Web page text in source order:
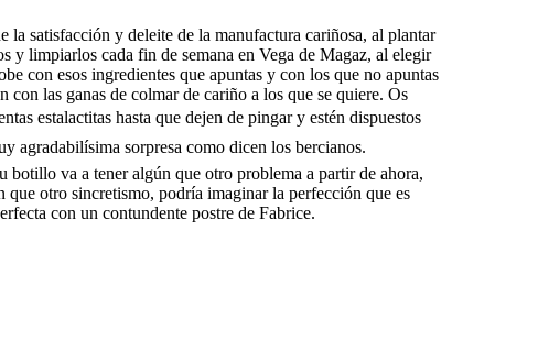
la satisfacción y deleite de la manufactura cariñosa, al plantar
y limpiarlos cada fin de semana en Vega de Magaz, al elegir
con esos ingredientes que apuntas y con los que no apuntas
con las ganas de colmar de cariño a los que se quiere. Os
estalactitas hasta que dejen de pingar y estén dispuestos
agradabilísima sorpresa como dicen los bercianos.
botillo va a tener algún que otro problema a partir de ahora,
que otro sincretismo, podría imaginar la perfección que es
con un contundente postre de Fabrice.